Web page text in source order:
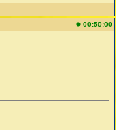
00:50:00